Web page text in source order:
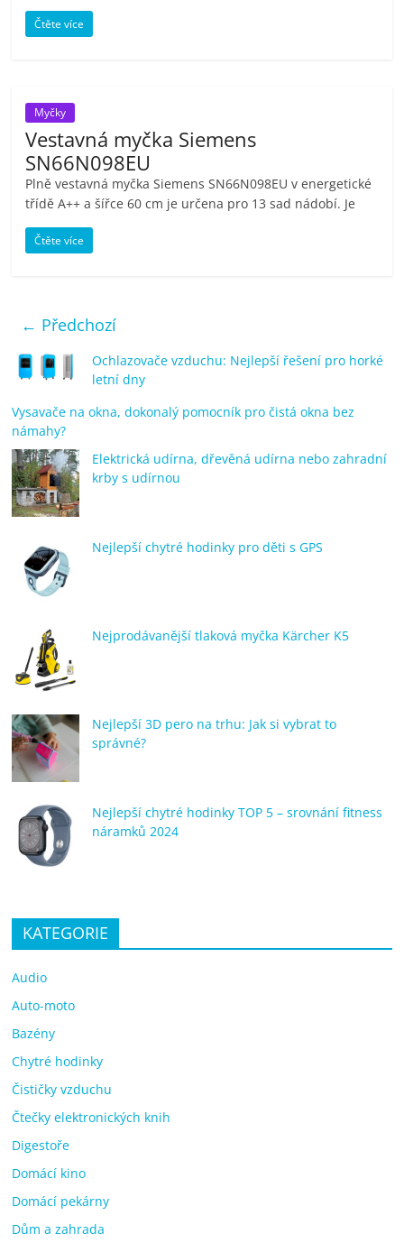
Čtěte více
Myčky
Vestavná myčka Siemens
SN66N098EU
Plně vestavná myčka Siemens SN66N098EU v energetické
třídě A++ a šířce 60 cm je určena pro 13 sad nádobí. Je
Čtěte více
← Předchozí
Ochlazovače vzduchu: Nejlepší řešení pro horké
letní dny
Vysavače na okna, dokonalý pomocník pro čistá okna bez
námahy?
Elektrická udírna, dřevěná udírna nebo zahradní
krby s udírnou
Nejlepší chytré hodinky pro děti s GPS
Nejprodávanější tlaková myčka Kärcher K5
Nejlepší 3D pero na trhu: Jak si vybrat to
správné?
Nejlepší chytré hodinky TOP 5 – srovnání fitness
náramků 2024
KATEGORIE
Audio
Auto-moto
Bazény
Chytré hodinky
Čističky vzduchu
Čtečky elektronických knih
Digestoře
Domácí kino
Domácí pekárny
Dům a zahrada